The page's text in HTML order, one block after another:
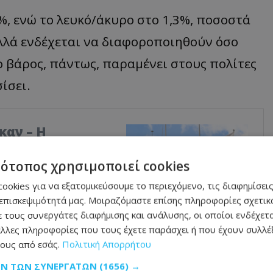
ενώ το λευκό/άκυρο στο 1,3%, ποσοστά
ενδέχεται να διαφοροποιηθούν όσο
βάρος, πάντως, παραμένει στους πολίτες
– Η
είναι τέλειο και
καλύτερο από αυτό
η κομματική
Κυβερνητικός
την κριτική κατά
σε Διοικητικά
εισηγήσεις του
78%.
χρησιμοποιεί cookies
για να εξατομικεύσουμε το περιεχόμενο, τις
μας. Μοιραζόμαστε επίσης πληροφορίες
συνεργάτες διαφήμισης και ανάλυσης, οι οποίοι
πληροφορίες που τους έχετε παράσχει ή που έχουν
από εσάς. Πολιτική Απορρήτου
ΤΩΝ ΣΥΝΕΡΓΑΤΏΝ (1656) →